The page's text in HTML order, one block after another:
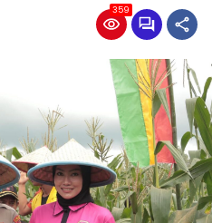
359